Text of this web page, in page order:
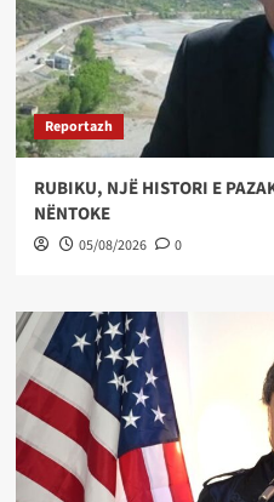
Reportazh
RUBIKU, NJË HISTORI E
NËNTOKE
05/08/2026 0